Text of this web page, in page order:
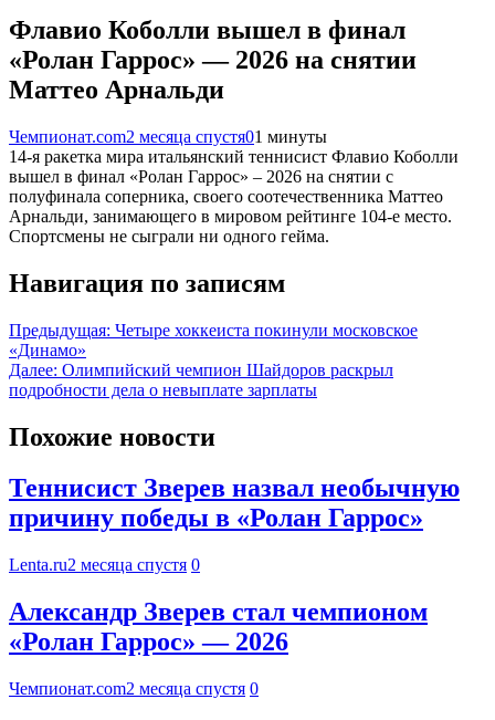
Флавио Коболли вышел в финал
«Ролан Гаррос» — 2026 на снятии
Маттео Арнальди
Чемпионат.com2 месяца спустя01 минуты
14-я ракетка мира итальянский теннисист Флавио Коболли
вышел в финал «Ролан Гаррос» – 2026 на снятии с
полуфинала соперника, своего соотечественника Маттео
Арнальди, занимающего в мировом рейтинге 104-е место.
Спортсмены не сыграли ни одного гейма.
Навигация по записям
Предыдущая: Четыре хоккеиста покинули московское
«Динамо»
Далее: Олимпийский чемпион Шайдоров раскрыл
подробности дела о невыплате зарплаты
Похожие новости
Теннисист Зверев назвал необычную
причину победы в «Ролан Гаррос»
Lenta.ru2 месяца спустя 0
Александр Зверев стал чемпионом
«Ролан Гаррос» — 2026
Чемпионат.com2 месяца спустя 0